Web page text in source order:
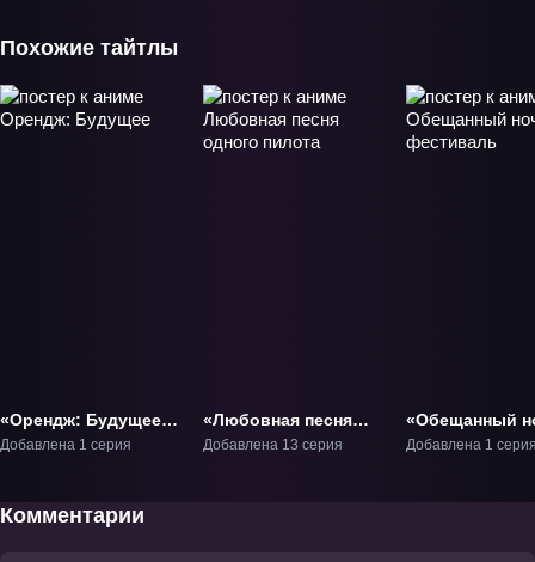
Похожие тайтлы
«Орендж: Будущее»
Фильм-1
Добавлена 1 серия
«Любовная песня
одного пилота» ТВ-1
Добавлена 13 серия
«Обещанный
фестиваль»
Добавлена 1
Комментарии